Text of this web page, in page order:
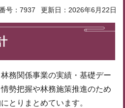
号：7937 更新日：2026年6月22日
務関係事業の実績・基礎デー
勢把握や林務施策推進のため
とりまとめています。